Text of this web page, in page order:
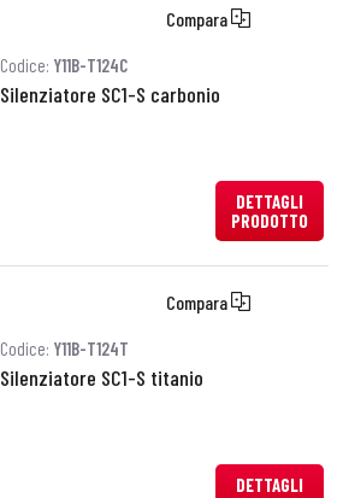
Compara
Codice: Y11B-T124C
Silenziatore SC1-S carbonio
DETTAGLI
PRODOTTO
Compara
Codice: Y11B-T124T
Silenziatore SC1-S titanio
DETTAGLI